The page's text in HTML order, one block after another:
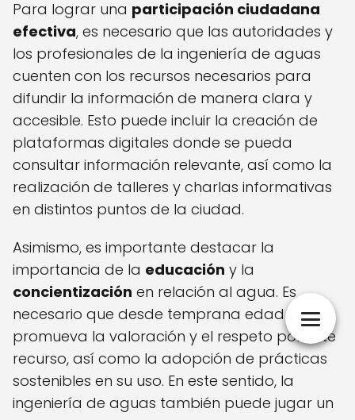
Para lograr una participación ciudadana
efectiva, es necesario que las autoridades y
los profesionales de la ingeniería de aguas
cuenten con los recursos necesarios para
difundir la información de manera clara y
accesible. Esto puede incluir la creación de
plataformas digitales donde se pueda
consultar información relevante, así como la
realización de talleres y charlas informativas
en distintos puntos de la ciudad.
Asimismo, es importante destacar la
importancia de la educación y la
concientización en relación al agua. Es
necesario que desde temprana edad se
promueva la valoración y el respeto por este
recurso, así como la adopción de prácticas
sostenibles en su uso. En este sentido, la
ingeniería de aguas también puede jugar un